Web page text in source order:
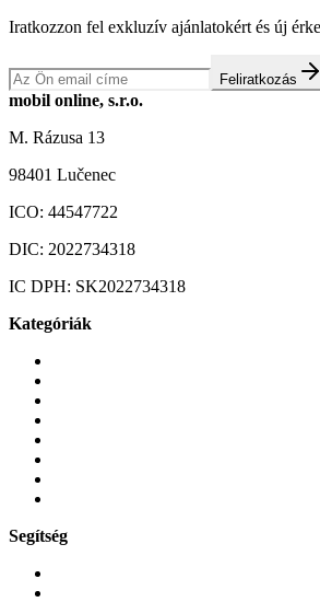
Iratkozzon fel exkluzív ajánlatokért és új
Feliratkozás
mobil online, s.r.o.
M. Rázusa 13
98401 Lučenec
ICO: 44547722
DIC: 2022734318
IC DPH: SK2022734318
Kategóriák
Segítség